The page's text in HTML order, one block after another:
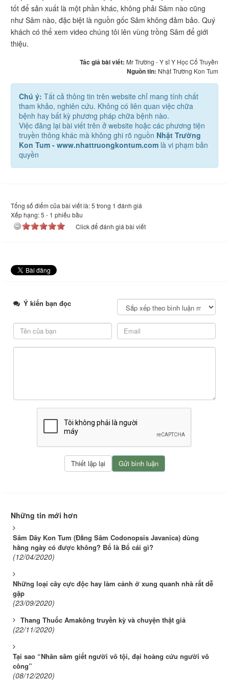
tốt để sản xuất là một phần khác, không phải Sâm nào cũng
như Sâm nào, đặc biệt là nguồn gốc Sâm không đảm bảo. Quý
khách có thể xem video chúng tôi lên vùng trồng Sâm để giới
thiệu.
Tác giả bài viết: Mr Trường - Y sĩ Y Học Cổ Truyền
Nguồn tin: Nhật Trường Kon Tum
Chú ý: Tất cả thông tin trên website chỉ mang tính chất
tham khảo, nghiên cứu. Không có liên quan việc chữa
bệnh hay bất kỳ phương pháp chữa bệnh nào.
Việc đăng lại bài viết trên ở website hoặc các phương tiện
truyền thông khác mà không ghi rõ nguồn Nhật Trường
Kon Tum - www.nhattruongkontum.com là vi phạm bản
quyền
Tổng số điểm của bài viết là: 5 trong 1 đánh giá
Xếp hạng:5 - 1 phiếu bầu
Click để đánh giá bài viết
Ý kiến bạn đọc
Những tin mới hơn
Sâm Dây Kon Tum (Đẳng Sâm Codonopsis Javanica) dùng
hằng ngày có được không? Bổ là Bổ cái gì?
(12/04/2020)
Những loại cây cực độc hay làm cảnh ở xung quanh nhà rất dễ
gặp
(23/09/2020)
Thang Thuốc Amakông truyền kỳ và chuyện thật giả
(22/11/2020)
Tại sao “Nhân sâm giết người vô tội, đại hoàng cứu người vô
công”
(08/12/2020)